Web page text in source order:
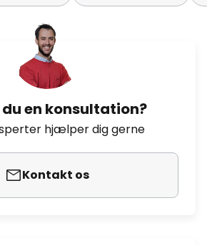
en konsultation?
hjælper dig gerne
Kontakt os